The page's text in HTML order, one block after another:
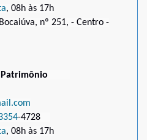
, 08h às 17h
nº 251, - Centro -
e Patrimônio
-4728
, 08h às 17h